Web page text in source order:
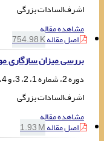
اشرف‌السادات بزرگی
مشاهده مقاله
اصل مقاله754.98 K
بررسی میزان سازگاری
دوره 2، شماره 1، 2، 3، و 4، اسفند 1370، صفحه
اشرف‌السادات بزرگی
مشاهده مقاله
اصل مقاله1.93 M